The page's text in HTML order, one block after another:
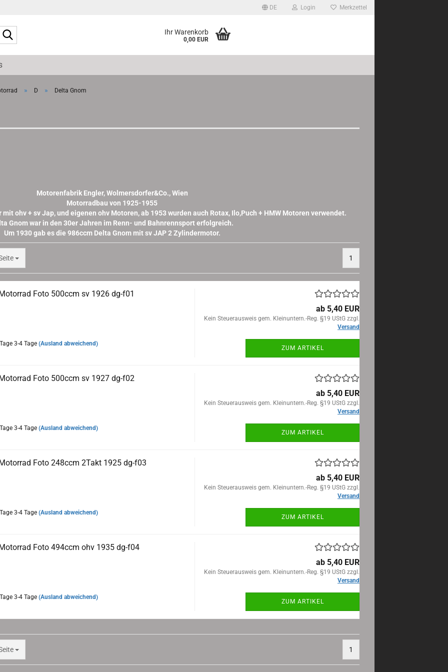
DE Login Merkzettel
Ihr Warenkorb
0,00 EUR
» D » Delta Gnom
Motorenfabrik Engler, Wolmersdorfer&Co., Wien
Motorradbau von 1925-1955
ohv + sv Jap, und eigenen ohv Motoren, ab 1953 wurden auch Rotax, Ilo,Puch + HMW Motoren verwendet.
Gnom war in den 30er Jahren im Renn- und Bahnrennsport erfolgreich.
Um 1930 gab es die 986ccm Delta Gnom mit sv JAP 2 Zylindermotor.
1
Foto 500ccm sv 1926 dg-f01
3-4 Tage (Ausland abweichend)
ab 5,40 EUR
Kein Steuerausweis gem. Kleinuntern.-Reg. §19 UStG zzgl.
Versand
ZUM ARTIKEL
Foto 500ccm sv 1927 dg-f02
3-4 Tage (Ausland abweichend)
ab 5,40 EUR
Kein Steuerausweis gem. Kleinuntern.-Reg. §19 UStG zzgl.
Versand
ZUM ARTIKEL
Foto 248ccm 2Takt 1925 dg-f03
3-4 Tage (Ausland abweichend)
ab 5,40 EUR
Kein Steuerausweis gem. Kleinuntern.-Reg. §19 UStG zzgl.
Versand
ZUM ARTIKEL
Foto 494ccm ohv 1935 dg-f04
3-4 Tage (Ausland abweichend)
ab 5,40 EUR
Kein Steuerausweis gem. Kleinuntern.-Reg. §19 UStG zzgl.
Versand
ZUM ARTIKEL
1